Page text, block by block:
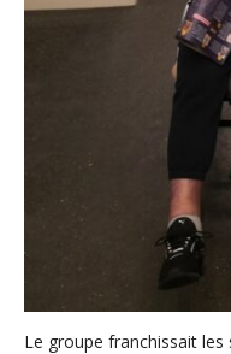
Le groupe franchissait les